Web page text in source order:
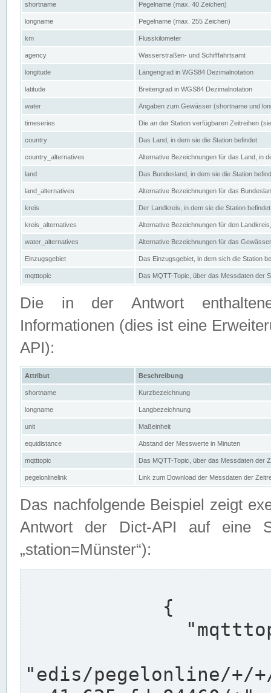
shortname Pegelname (max. 40 Zeichen)
longname Pegelname (max. 255 Zeichen)
km Flusskilometer
agency Wasserstraßen- und Schifffahrtsamt
longitude Längengrad in WGS84 Dezimalnotation
latitude Breitengrad in WGS84 Dezimalnotation
water Angaben zum Gewässer (shortname und
timeseries Die an der Station verfügbaren Zeitreihen
country Das Land, in dem sie die Station befindet
country_alternatives Alternative Bezeichnungen für das Land, in
land Das Bundesland, in dem sie die Station
land_alternatives Alternative Bezeichnungen für das
kreis Der Landkreis, in dem sie die Station befindet
kreis_alternatives Alternative Bezeichnungen für den
water_alternatives Alternative Bezeichnungen für das
Einzugsgebiet Das Einzugsgebiet, in dem sich die Station
mqtttopic Das MQTT-Topic, über das Messdaten der
Die in der Antwort
Informationen (dies ist eine
API):
Attribut Beschreibung
shortname Kurzbezeichnung
longname Langbezeichnung
unit Maßeinheit
equidistance Abstand der Messwerte in Minuten
mqtttopic Das MQTT-Topic, über das Messdaten der
pegelonlinelink Link zum Download der Messdaten der
Das nachfolgende Beispiel zeigt
Antwort der Dict-API auf eine
„station=Münster“):
"edis/pegelonline/+/